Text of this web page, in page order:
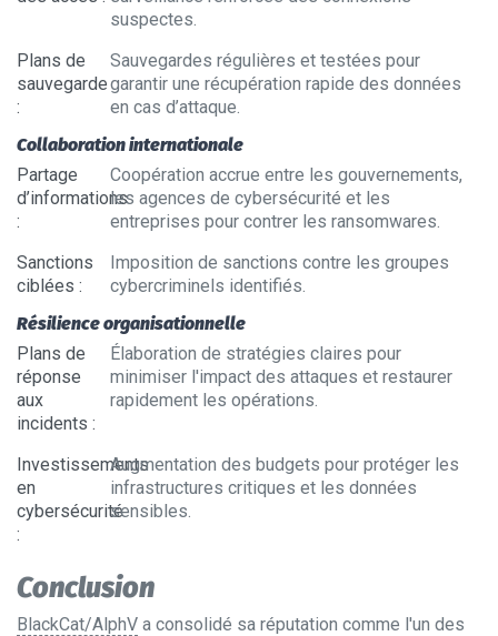
suspectes.
Plans de
sauvegarde
:
Sauvegardes régulières et testées pour
garantir une récupération rapide des données
en cas d’attaque.
Collaboration internationale
Partage
d’informations
:
Coopération accrue entre les gouvernements,
les agences de cybersécurité et les
entreprises pour contrer les ransomwares.
Sanctions
ciblées :
Imposition de sanctions contre les groupes
cybercriminels identifiés.
Résilience organisationnelle
Plans de
réponse
aux
incidents :
Élaboration de stratégies claires pour
minimiser l'impact des attaques et restaurer
rapidement les opérations.
Investissements
en
cybersécurité
:
Augmentation des budgets pour protéger les
infrastructures critiques et les données
sensibles.
Conclusion
BlackCat/AlphV a consolidé sa réputation comme l'un des